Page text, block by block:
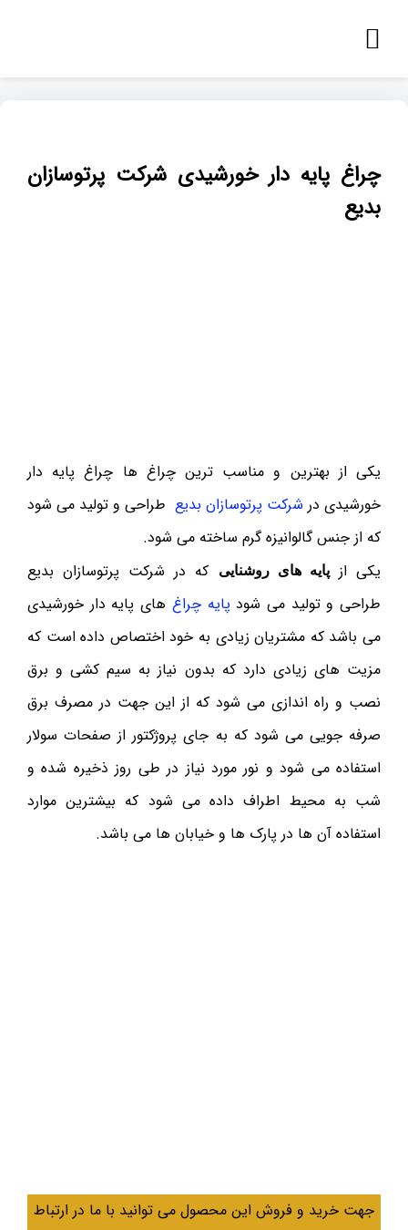
چراغ پایه دار خورشیدی شرکت پرتوسازان
بدیع
یکی از بهترین و مناسب ترین چراغ ها چراغ پایه دار
خورشیدی در شرکت پرتوسازان بدیع طراحی و تولید می شود
که از جنس گالوانیزه گرم ساخته می شود.
یکی ازپایه های روشنایی
که در شرکت پرتوسازان بدیع
طراحی و تولید می شود پایه چراغ های پایه دار خورشیدی
می باشد که مشتریان زیادی به خود اختصاص داده است که
مزیت های زیادی دارد که بدون نیاز به سیم کشی و برق
نصب و راه اندازی می شود که از این جهت در مصرف برق
صرفه جویی می شود که به جای پروژکتور از صفحات سولار
استفاده می شود و نور مورد نیاز در طی روز ذخیره شده و
شب به محیط اطراف داده می شود که بیشترین موارد
استفاده آن ها در پارک ها و خیابان ها می باشد.
جهت خرید و فروش این محصول می توانید با ما در ارتباط